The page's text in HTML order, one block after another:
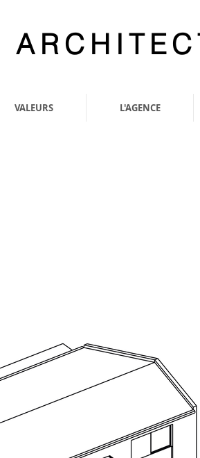
VALEURS L'AGENCE